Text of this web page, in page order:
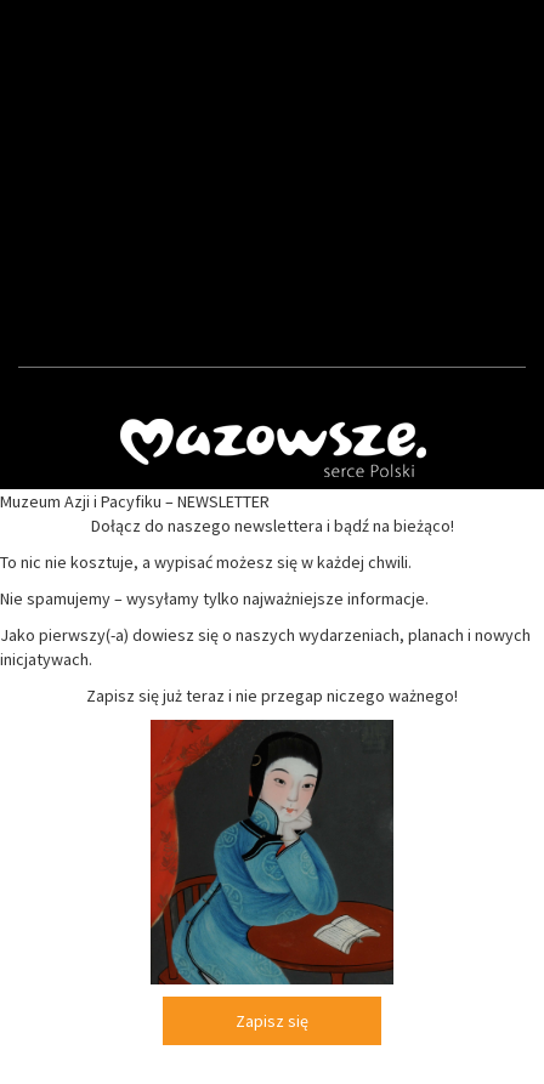
Muzeum Azji i Pacyfiku – NEWSLETTER
Dołącz do naszego newslettera i bądź na bieżąco!
To nic nie kosztuje, a wypisać możesz się w każdej chwili.
Nie spamujemy – wysyłamy tylko najważniejsze informacje.
Jako pierwszy(-a) dowiesz się o naszych wydarzeniach, planach i nowych
inicjatywach.
Zapisz się już teraz i nie przegap niczego ważnego!
Zapisz się